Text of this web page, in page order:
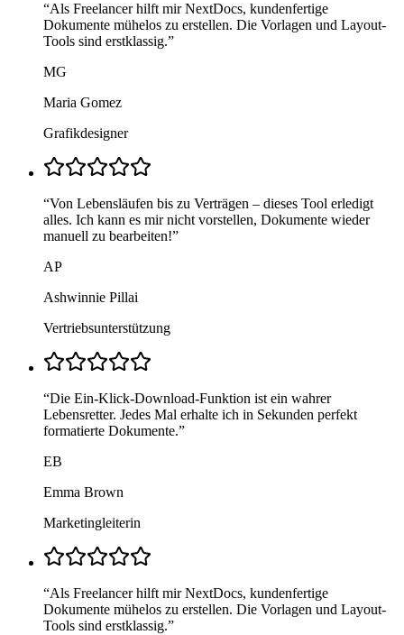
“Als Freelancer hilft mir NextDocs, kundenfertige
Dokumente mühelos zu erstellen. Die Vorlagen und Layout-
Tools sind erstklassig.”
MG
Maria Gomez
Grafikdesigner
“Von Lebensläufen bis zu Verträgen – dieses Tool erledigt
alles. Ich kann es mir nicht vorstellen, Dokumente wieder
manuell zu bearbeiten!”
AP
Ashwinnie Pillai
Vertriebsunterstützung
“Die Ein-Klick-Download-Funktion ist ein wahrer
Lebensretter. Jedes Mal erhalte ich in Sekunden perfekt
formatierte Dokumente.”
EB
Emma Brown
Marketingleiterin
“Als Freelancer hilft mir NextDocs, kundenfertige
Dokumente mühelos zu erstellen. Die Vorlagen und Layout-
Tools sind erstklassig.”